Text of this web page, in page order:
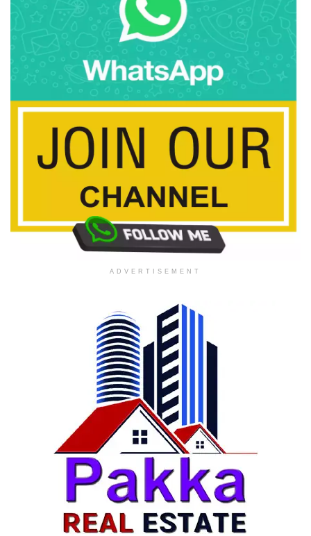
ADVERTISEMENT